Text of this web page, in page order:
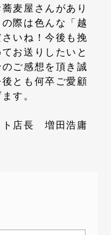
麦屋さんがあり
際は色んな「越
いね！今後も挽
お送りしたいと
ご感想を頂き誠
とも何卒ご愛顧
す。
ト店長 増田浩庸